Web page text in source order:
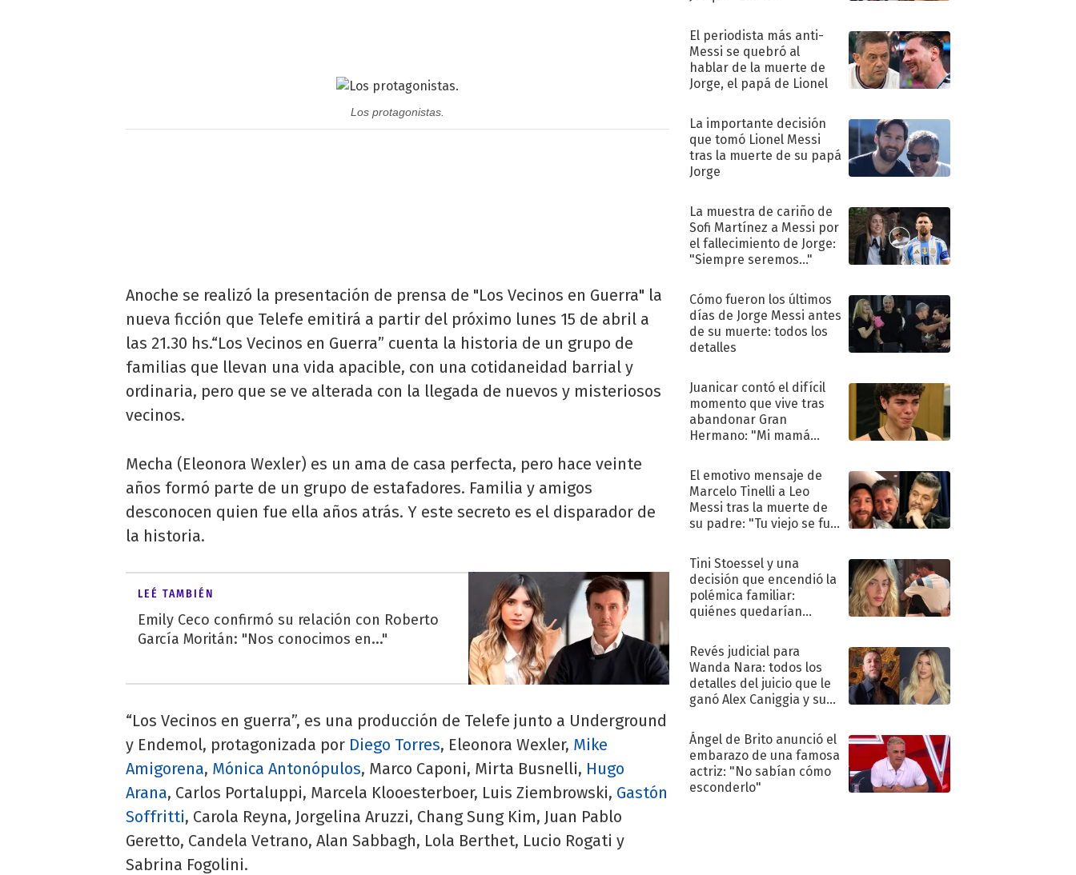
Los protagonistas.
Anoche se realizó la presentación de prensa de "Los Vecinos en Guerra" la
nueva ficción que Telefe emitirá a partir del próximo lunes 15 de abril a
las 21.30 hs.“Los Vecinos en Guerra” cuenta la historia de un grupo de
familias que llevan una vida apacible, con una cotidaneidad barrial y
ordinaria, pero que se ve alterada con la llegada de nuevos y misteriosos
vecinos.
Mecha (Eleonora Wexler) es un ama de casa perfecta, pero hace veinte
años formó parte de un grupo de estafadores. Familia y amigos
desconocen quien fue ella años atrás. Y este secreto es el disparador de
la historia.
LEÉ TAMBIÉN
Emily Ceco confirmó su relación con Roberto
García Moritán: "Nos conocimos en..."
“Los Vecinos en guerra”, es una producción de Telefe junto a Underground
y Endemol, protagonizada por Diego Torres, Eleonora Wexler, Mike
Amigorena, Mónica Antonópulos, Marco Caponi, Mirta Busnelli, Hugo
Arana, Carlos Portaluppi, Marcela Klooesterboer, Luis Ziembrowski, Gastón
Soffritti, Carola Reyna, Jorgelina Aruzzi, Chang Sung Kim, Juan Pablo
Geretto, Candela Vetrano, Alan Sabbagh, Lola Berthet, Lucio Rogati y
Sabrina Fogolini.
El periodista más anti-
Messi se quebró al
hablar de la muerte de
Jorge, el papá de Lionel
La importante decisión
que tomó Lionel Messi
tras la muerte de su papá
Jorge
La muestra de cariño de
Sofi Martínez a Messi por
el fallecimiento de Jorge:
"Siempre seremos..."
Cómo fueron los últimos
días de Jorge Messi antes
de su muerte: todos los
detalles
Juanicar contó el difícil
momento que vive tras
abandonar Gran
Hermano: "Mi mamá
El emotivo mensaje de
Marcelo Tinelli a Leo
Messi tras la muerte de
su padre: "Tu viejo se fue
Tini Stoessel y una
decisión que encendió la
polémica familiar:
quiénes quedarían
Revés judicial para
Wanda Nara: todos los
detalles del juicio que le
ganó Alex Caniggia y sus
Ángel de Brito anunció el
embarazo de una famosa
actriz: "No sabían cómo
esconderlo"